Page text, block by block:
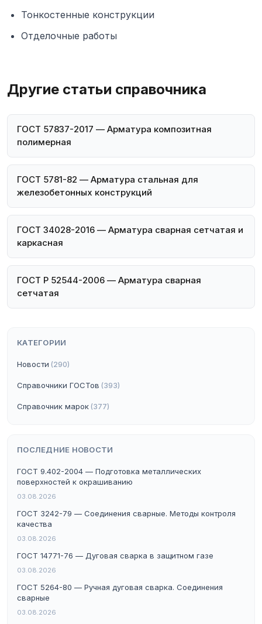
Тонкостенные конструкции
Отделочные работы
Другие статьи справочника
ГОСТ 57837-2017 — Арматура композитная
полимерная
ГОСТ 5781-82 — Арматура стальная для
железобетонных конструкций
ГОСТ 34028-2016 — Арматура сварная сетчатая и
каркасная
ГОСТ Р 52544-2006 — Арматура сварная
сетчатая
КАТЕГОРИИ
Новости (290)
Справочники ГОСТов (393)
Справочник марок (377)
ПОСЛЕДНИЕ НОВОСТИ
ГОСТ 9.402-2004 — Подготовка металлических
поверхностей к окрашиванию
03.08.2026
ГОСТ 3242-79 — Соединения сварные. Методы контроля
качества
03.08.2026
ГОСТ 14771-76 — Дуговая сварка в защитном газе
03.08.2026
ГОСТ 5264-80 — Ручная дуговая сварка. Соединения
сварные
03.08.2026